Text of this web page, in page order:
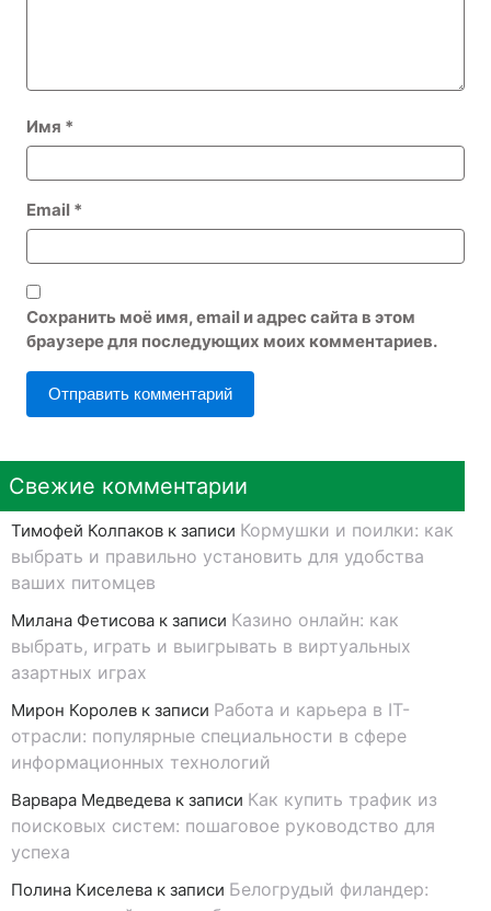
Имя *
Email *
Сохранить моё имя, email и адрес сайта в этом
браузере для последующих моих комментариев.
Свежие комментарии
Тимофей Колпаков к записи Кормушки и поилки: как
выбрать и правильно установить для удобства
ваших питомцев
Милана Фетисова к записи Казино онлайн: как
выбрать, играть и выигрывать в виртуальных
азартных играх
Мирон Королев к записи Работа и карьера в IT-
отрасли: популярные специальности в сфере
информационных технологий
Варвара Медведева к записи Как купить трафик из
поисковых систем: пошаговое руководство для
успеха
Полина Киселева к записи Белогрудый филандер: